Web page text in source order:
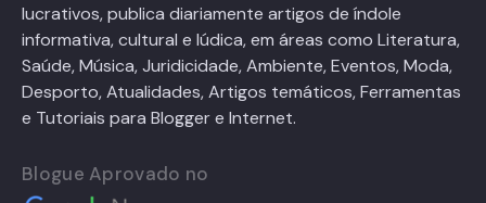
lucrativos, publica diariamente artigos de índole
informativa, cultural e lúdica, em áreas como Literatura,
Saúde, Música, Juridicidade, Ambiente, Eventos, Moda,
Desporto, Atualidades, Artigos temáticos, Ferramentas
e Tutoriais para Blogger e Internet.
Blogue Aprovado no